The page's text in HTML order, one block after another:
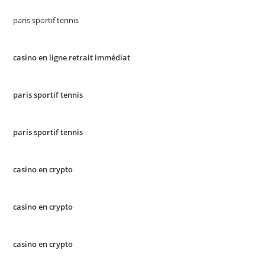
paris sportif tennis
casino en ligne retrait immédiat
paris sportif tennis
paris sportif tennis
casino en crypto
casino en crypto
casino en crypto